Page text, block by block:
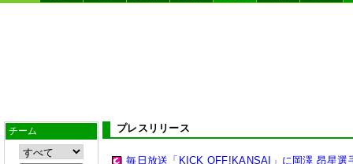
チーム プレスリリース
毎日放送「KICK OFF!KANSAI」に岡澤 昂星選